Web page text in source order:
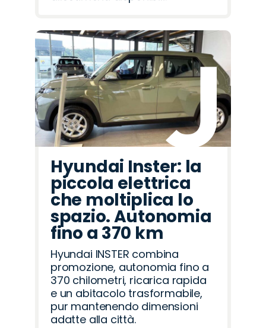
Hyundai Inster: la
piccola elettrica
che moltiplica lo
spazio. Autonomia
fino a 370 km
Hyundai INSTER combina
promozione, autonomia fino a
370 chilometri, ricarica rapida
e un abitacolo trasformabile,
pur mantenendo dimensioni
adatte alla città.